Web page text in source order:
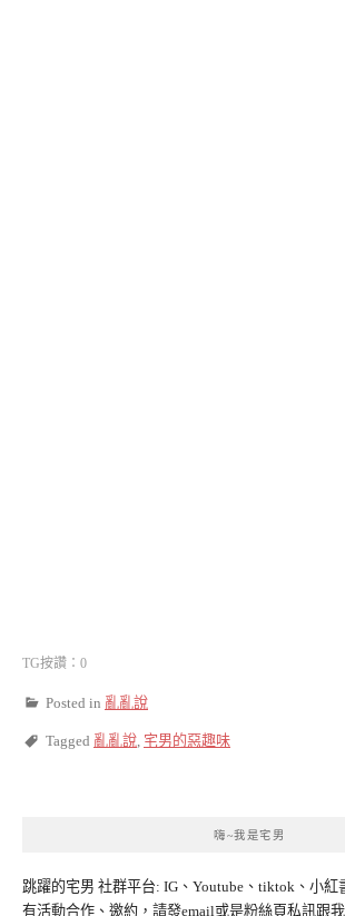
TG按讚：0
Posted in 亂亂說
Tagged 亂亂說, 宅男的惡趣味
嗨~我是宅男
跳躍的宅男 社群平台: IG、Youtube、tiktok、小紅
有活動合作、邀約，請發email或是粉絲頁私訊跟